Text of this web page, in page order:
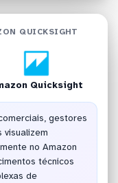
QUICKSIGHT
Quicksight
gestores
no Amazon
técnicos
de